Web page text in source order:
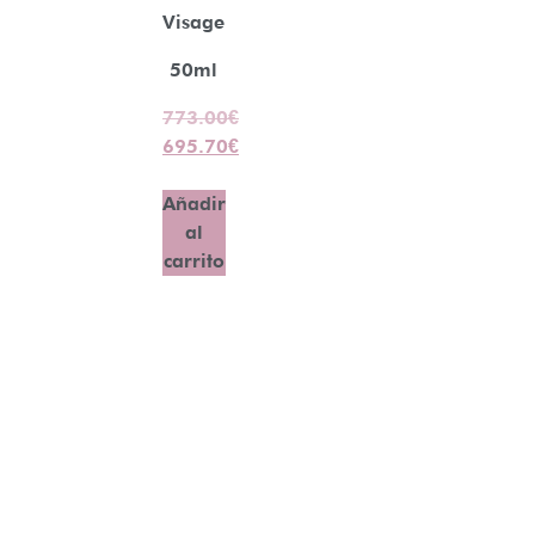
Visage
50ml
773.00€
695.70€
Añadir
al
carrito